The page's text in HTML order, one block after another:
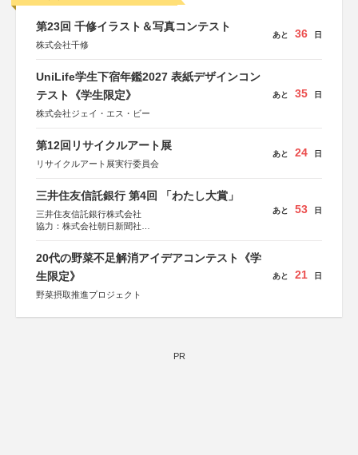
第23回 千修イラスト＆写真コンテスト
株式会社千修
あと 36 日
UniLife学生下宿年鑑2027 表紙デザインコン
テスト《学生限定》
株式会社ジェイ・エス・ビー
あと 35 日
第12回リサイクルアート展
リサイクルアート展実行委員会
あと 24 日
三井住友信託銀行 第4回 「わたし大賞」
三井住友信託銀行株式会社
協力：株式会社朝日新聞社
あと 53 日
20代の野菜不足解消アイデアコンテスト《学
生限定》
野菜摂取推進プロジェクト
あと 21 日
PR